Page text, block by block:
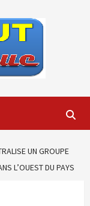
UN GROUPE
L’OUEST DU PAYS